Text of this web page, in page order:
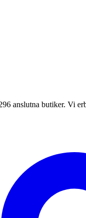
anslutna butiker. Vi